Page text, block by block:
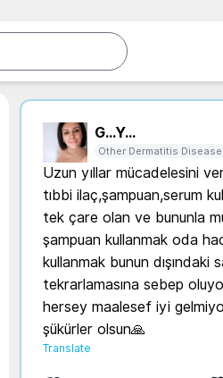
G...Y...
Other Dermatitis Disease
Uzun yıllar mücadelesini
tıbbi ilaç,şampuan,serum
tek çare olan ve bununla
şampuan kullanmak oda
kullanmak bunun
tekrarlamasına sebep
hersey maalesef iyi
şükürler olsun🙏
Translate